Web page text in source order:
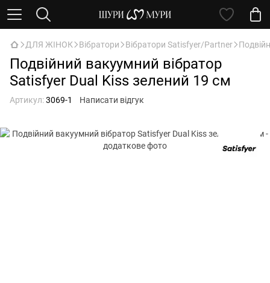
ДЛЯ ЖІНОК Вібратори Вібратори Satisfyer/Partner
Подвійний вакуумний вібратор
Satisfyer Dual Kiss зелений 19 см
Артикул:3069-1 Написати відгук